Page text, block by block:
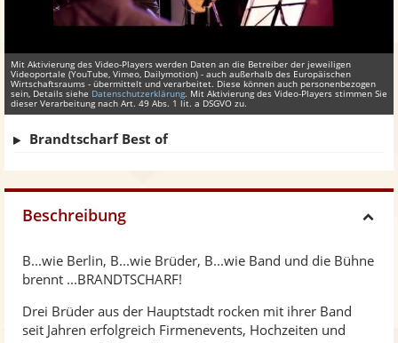
Mit Aktivierung des Video-Players werden Daten an die Betreiber der jeweiligen
Videoportale (YouTube, Vimeo, Dailymotion) - auch außerhalb des Europäischen
Wirtschaftsraums - übermittelt und verarbeitet. Diese können auch personenbezogen
sein, Details siehe Datenschutzerklärung. Mit Aktivierung des Video-Players stimmen Sie
dieser Verarbeitung nach Art. 49 Abs. 1 lit. a DSGVO zu.
Brandtscharf Best of
Beschreibung
B...wie Berlin, B...wie Brüder, B...wie Band und die Bühne
brennt ...BRANDTSCHARF!
Drei Brüder aus der Hauptstadt rocken mit ihrer Band
seit Jahren erfolgreich Firmenevents, Hochzeiten und